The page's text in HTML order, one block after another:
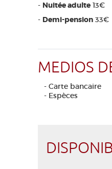
- Nuitée adulte 13€
- Demi-pension 33€
MEDIOS
- Carte bancaire
- Espèces